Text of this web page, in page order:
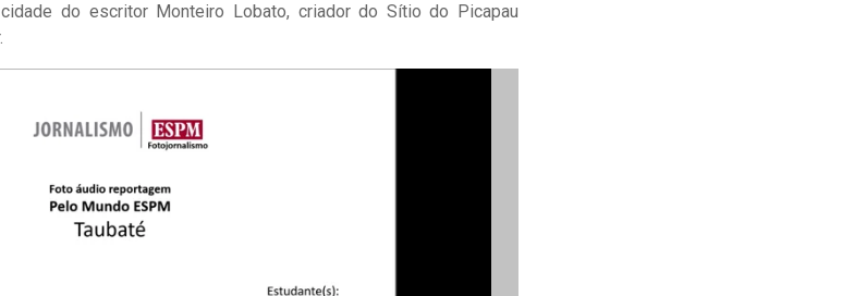
do escritor Monteiro Lobato, criador do Sítio do Picapau